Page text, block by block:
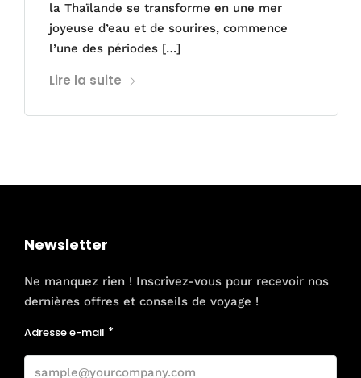
la Thaïlande se transforme en une mer
joyeuse d’eau et de sourires, commence
l’une des périodes […]
Lire la suite
Newsletter
Ne manquez rien ! Inscrivez-vous pour recevoir nos
dernières offres et conseils de voyage !
Adresse e-mail